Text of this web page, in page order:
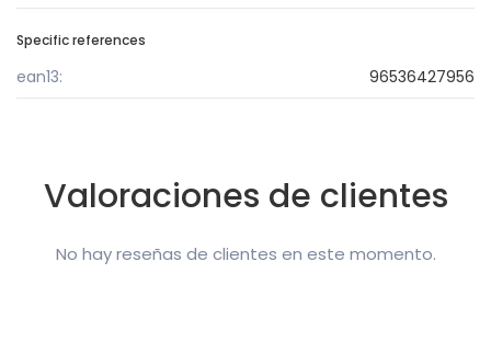
Specific references
ean13: 96536427956
Valoraciones de clientes
No hay reseñas de clientes en este momento.